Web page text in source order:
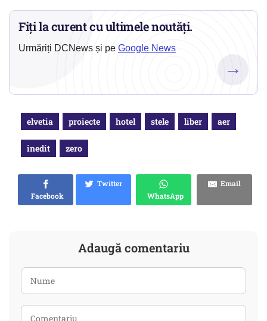
Fiți la curent cu ultimele noutăți.
Urmăriți DCNews și pe Google News
→
elvetia proiecte hotel stele liber aer
inedit zero
Facebook
Twitter
WhatsApp
Email
Adaugă comentariu